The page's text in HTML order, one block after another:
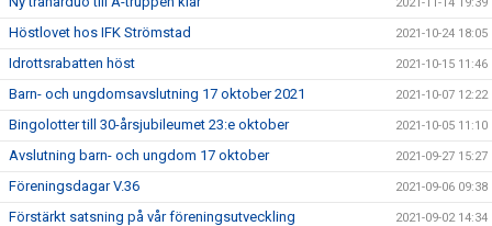
Höstlovet hos IFK Strömstad 2021-10-24 18:05
Idrottsrabatten höst 2021-10-15 11:46
Barn- och ungdomsavslutning 17 oktober 2021 2021-10-07 12:22
Bingolotter till 30-årsjubileumet 23:e oktober 2021-10-05 11:10
Avslutning barn- och ungdom 17 oktober 2021-09-27 15:27
Föreningsdagar V.36 2021-09-06 09:38
Förstärkt satsning på vår föreningsutveckling 2021-09-02 14:34